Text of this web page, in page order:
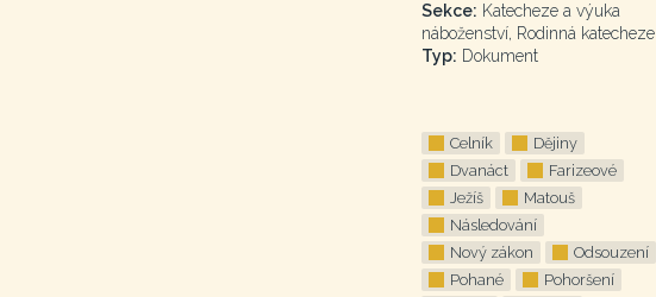
Sekce: Katecheze a výuka
náboženství, Rodinná katecheze
Typ: Dokument
Celník
Dějiny
Dvanáct
Farizeové
Ježíš
Matouš
Následování
Nový zákon
Odsouzení
Pohané
Pohoršení